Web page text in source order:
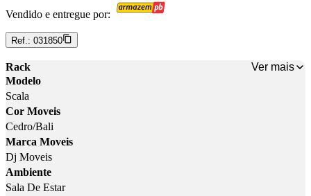
Vendido e entregue por:
Ref.: 031850
Rack
Ver mais
Modelo
Scala
Cor Moveis
Cedro/Bali
Marca Moveis
Dj Moveis
Ambiente
Sala De Estar